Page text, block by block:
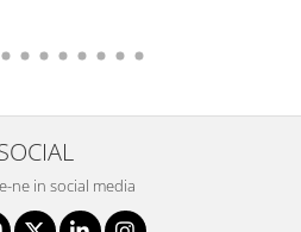
ne in social media